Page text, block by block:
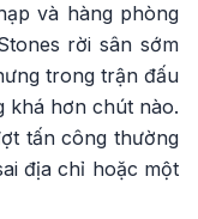
và hàng phòng
rời sân sớm
trong trận đấu
khá hơn chút nào.
tấn công thường
địa chỉ hoặc một